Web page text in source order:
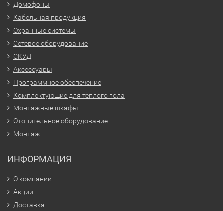
Домофоны
Кабельная продукция
Охранные системы
Сетевое оборудование
СКУД
Аксессуары
Программное обеспечение
Комплектующие для тёплого пола
Монтажные шкафы
Отопительное оборудование
Монтаж
ИНФОРМАЦИЯ
О компании
Акции
Доставка